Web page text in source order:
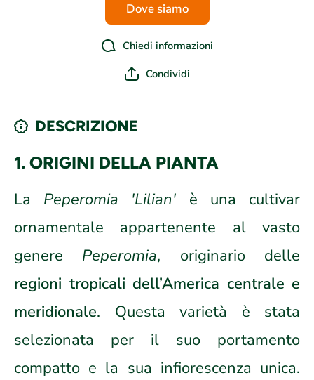
Dove siamo
Chiedi informazioni
Condividi
DESCRIZIONE
1. ORIGINI DELLA PIANTA
La Peperomia 'Lilian' è una cultivar
ornamentale appartenente al vasto
genere Peperomia, originario delle
regioni tropicali dell’America centrale e
meridionale. Questa varietà è stata
selezionata per il suo portamento
compatto e la sua infiorescenza unica.